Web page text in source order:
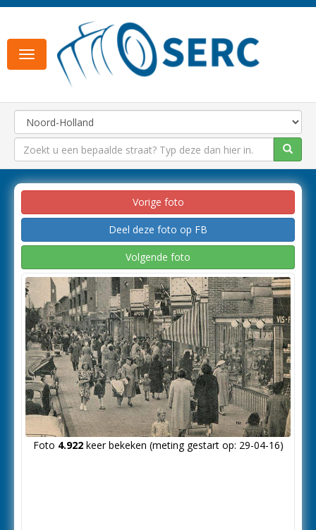
Toggle
navigation
Vorige foto
Deel deze foto op FB
Volgende foto
Foto 4.922keer bekeken (meting gestart op: 29-04-16)